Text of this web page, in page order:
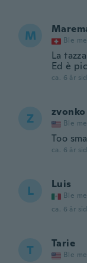
M Ble
La
Ed è
ca. 6 år
Z zvonko
Ble
Too
ca. 6 år
L Luis
Ble
ca. 6 år
T Tarie
Ble